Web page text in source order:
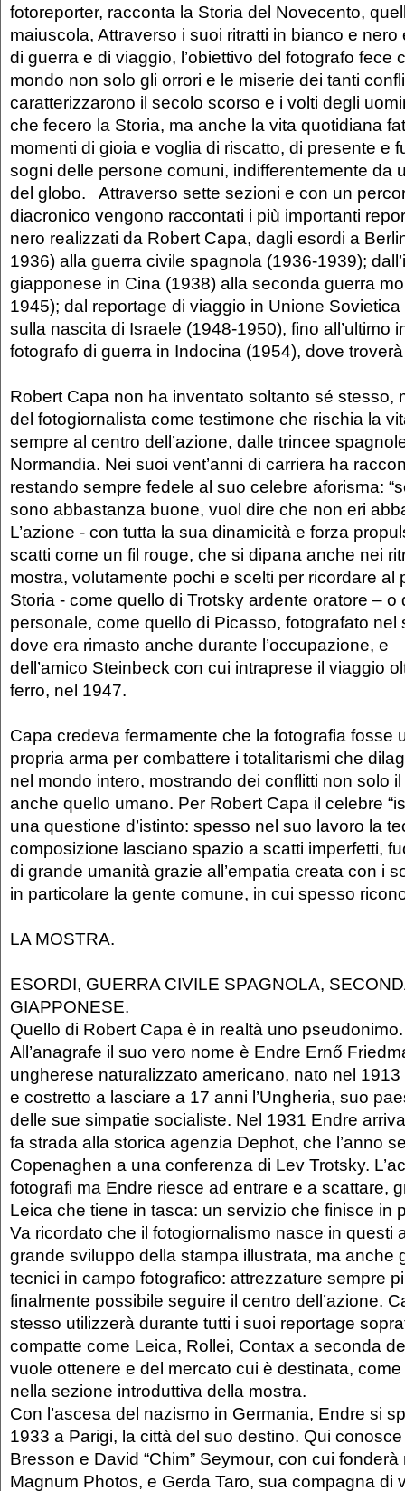
fotoreporter, racconta la Storia del Novecento,
maiuscola, Attraverso i suoi ritratti in bianco e
di guerra e di viaggio, l’obiettivo del fotografo fece
mondo non solo gli orrori e le miserie dei tanti
caratterizzarono il secolo scorso e i volti degli
che fecero la Storia, ma anche la vita quotidiana
momenti di gioia e voglia di riscatto, di presente e
sogni delle persone comuni, indifferentemente da
del globo. Attraverso sette sezioni e con un
diacronico vengono raccontati i più importanti
nero realizzati da Robert Capa, dagli esordi a
1936) alla guerra civile spagnola (1936-1939);
giapponese in Cina (1938) alla seconda guerra
1945); dal reportage di viaggio in Unione
sulla nascita di Israele (1948-1950), fino all’ultimo
fotografo di guerra in Indocina (1954), dove
Robert Capa non ha inventato soltanto sé stesso,
del fotogiornalista come testimone che rischia la
sempre al centro dell’azione, dalle trincee
Normandia. Nei suoi vent’anni di carriera ha
restando sempre fedele al suo celebre aforisma:
sono abbastanza buone, vuol dire che non eri
L’azione - con tutta la sua dinamicità e forza
scatti come un fil rouge, che si dipana anche nei
mostra, volutamente pochi e scelti per ricordare al
Storia - come quello di Trotsky ardente oratore – o
personale, come quello di Picasso, fotografato nel
dove era rimasto anche durante l’occupazione, e
dell’amico Steinbeck con cui intraprese il viaggio
ferro, nel 1947.
Capa credeva fermamente che la fotografia fosse
propria arma per combattere i totalitarismi che
nel mondo intero, mostrando dei conflitti non solo
anche quello umano. Per Robert Capa il celebre
una questione d’istinto: spesso nel suo lavoro la
composizione lasciano spazio a scatti imperfetti,
di grande umanità grazie all’empatia creata con i
in particolare la gente comune, in cui spesso
LA MOSTRA.
ESORDI, GUERRA CIVILE SPAGNOLA,
GIAPPONESE.
Quello di Robert Capa è in realtà uno pseudonimo.
All’anagrafe il suo vero nome è Endre Ernő
ungherese naturalizzato americano, nato nel
e costretto a lasciare a 17 anni l’Ungheria, suo
delle sue simpatie socialiste. Nel 1931 Endre
fa strada alla storica agenzia Dephot, che l’anno
Copenaghen a una conferenza di Lev Trotsky.
fotografi ma Endre riesce ad entrare e a scattare,
Leica che tiene in tasca: un servizio che finisce in
Va ricordato che il fotogiornalismo nasce in questi
grande sviluppo della stampa illustrata, ma anche
tecnici in campo fotografico: attrezzature sempre
finalmente possibile seguire il centro dell’azione.
stesso utilizzerà durante tutti i suoi reportage
compatte come Leica, Rollei, Contax a seconda
vuole ottenere e del mercato cui è destinata,
nella sezione introduttiva della mostra.
Con l’ascesa del nazismo in Germania, Endre si
1933 a Parigi, la città del suo destino. Qui
Bresson e David “Chim” Seymour, con cui fonderà
Magnum Photos, e Gerda Taro, sua compagna di